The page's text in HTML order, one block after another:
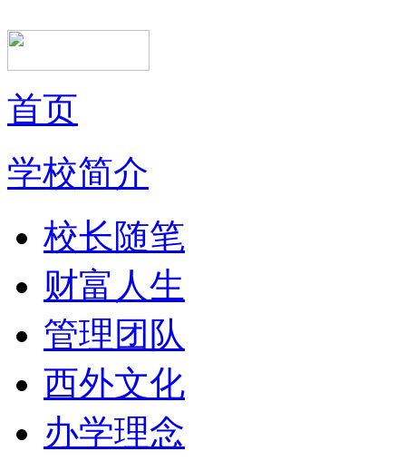
首页
学校简介
校长随笔
财富人生
管理团队
西外文化
办学理念